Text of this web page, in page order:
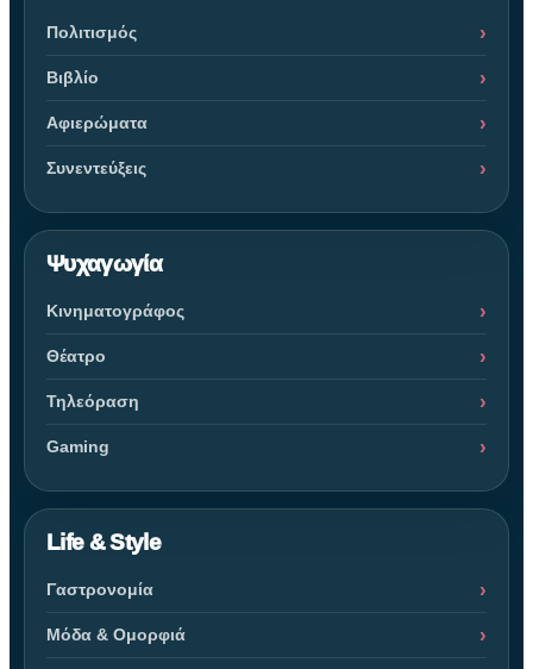
Πολιτισμός
Βιβλίο
Αφιερώματα
Συνεντεύξεις
Ψυχαγωγία
Κινηματογράφος
Θέατρο
Τηλεόραση
Gaming
Life & Style
Γαστρονομία
Μόδα & Ομορφιά